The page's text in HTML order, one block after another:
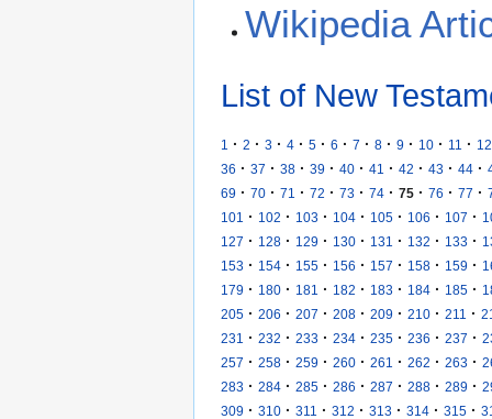
Wikipedia
List of New
1 · 2 · 3 · 4 · 5 · 6 · 7 · 8 · 9 · 10 · 11 · 12
36 · 37 · 38 · 39 · 40 · 41 · 42 · 43 · 44 ·
69 · 70 · 71 · 72 · 73 · 74 · 75 · 76 · 77 ·
101
· 102 · 103 · 104 · 105 · 106 · 107 ·
127 · 128 · 129 · 130 · 131 · 132 · 133 ·
153 · 154 · 155 · 156 · 157 · 158 · 159 ·
179 · 180 · 181 · 182 · 183 · 184 · 185 ·
205 · 206 · 207 · 208 · 209 · 210 · 211 ·
231
· 232 · 233 · 234 · 235 · 236 · 237 ·
257 · 258 · 259 · 260 · 261 · 262 · 263 ·
283 · 284 · 285 · 286 · 287 · 288 · 289 ·
309 · 310 · 311 · 312 · 313 · 314 · 315 ·